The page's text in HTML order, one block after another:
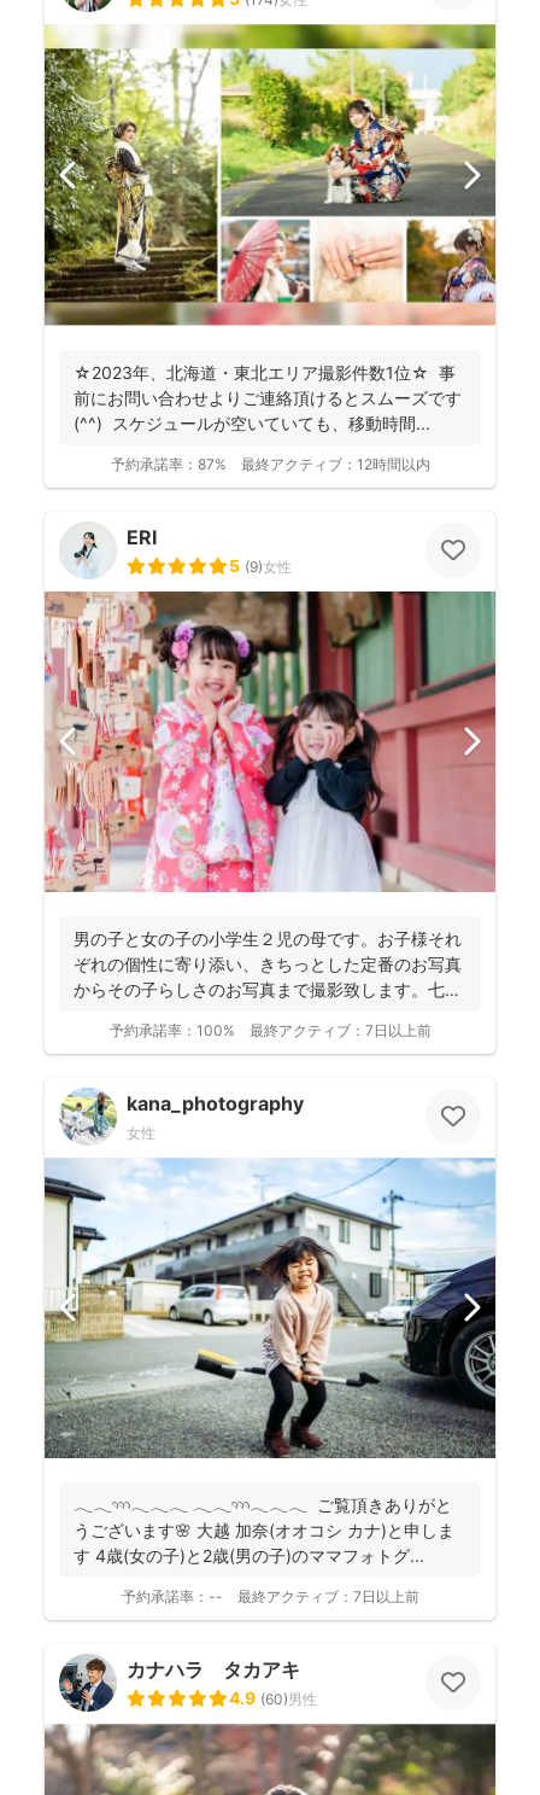
☆2023年、北海道・東北エリア撮影件数1位☆ 事
前にお問い合わせよりご連絡頂けるとスムーズです
(^^) スケジュールが空いていても、移動時間...
予約承諾率： 87% 最終アクティブ： 12時間以内
ERI
5 (9)女性
男の子と女の子の小学生２児の母です。お子様それ
ぞれの個性に寄り添い、きちっとした定番のお写真
からその子らしさのお写真まで撮影致します。七五
予約承諾率： 100% 最終アクティブ： 7日以上前
kana_photography
女性
𓂃𓂃𓄺𓂃𓂃𓂃 𓂃𓂃𓄺𓂃𓂃𓂃 ご覧頂きありがと
うございます🌸 大越 加奈(オオコシ カナ)と申しま
す 4歳(女の子)と2歳(男の子)のママフォトグ...
予約承諾率： -- 最終アクティブ： 7日以上前
カナハラ タカアキ
4.9 (60)男性